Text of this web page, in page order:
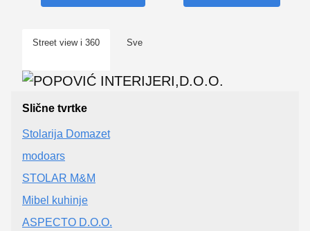
Street view i 360 Sve
Slične tvrtke
Stolarija Domazet
modoars
STOLAR M&M
Mibel kuhinje
ASPECTO D.O.O.